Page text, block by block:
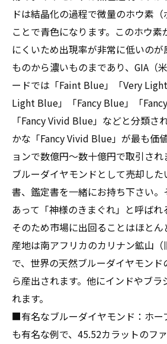
ドは結晶化の過程で微量のホウ素
ことで青色になります。このホウ素
にくいため出現率が非常に低いの
ものから濃いものまであり、GIA（
ードでは「Faint Blue」「Very
Light Blue」「Fancy Blue」「
「Fancy Vivid Blue」などと分類さ
かな「Fancy Vivid Blue」が最も価
ョンで数億円〜数十億円で取引され
ブルーダイヤモンドとして売却し
書、鑑定書を一緒にお持ち下さい
あって「神様のきまぐれ」と呼ばれ
そのため市場に出回ることはほと
産地は南アフリカのカリナン鉱山（
で、世界の天然ブルーダイヤモン
ら産出されます。他にインドやブラ
れます。
■有名なブルーダイヤモンド：ホー
も有名な例で、45.52カラットのフ